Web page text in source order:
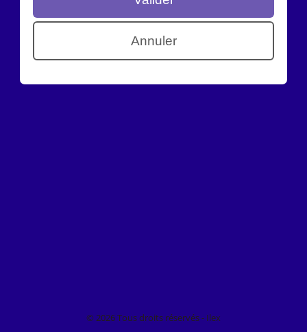
© 2026 Tous droits réservés - Ilex